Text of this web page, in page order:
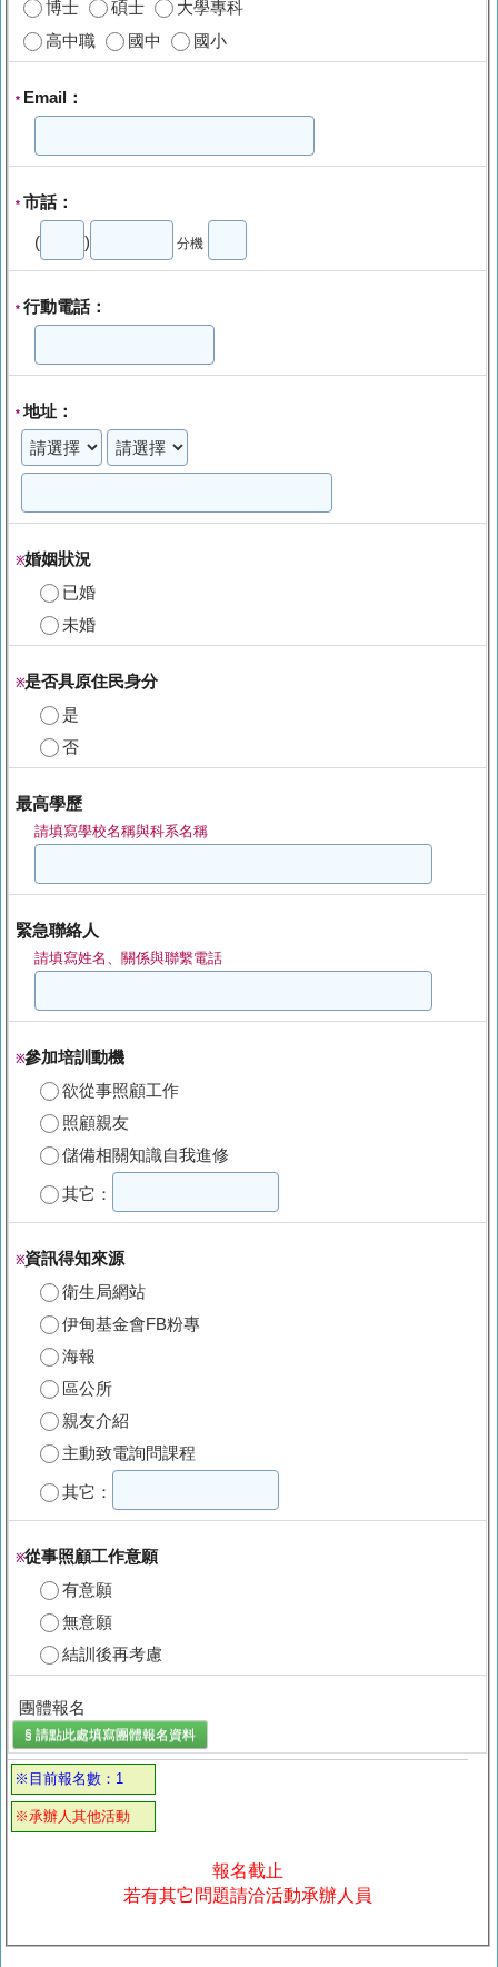
博士 碩士
大學專科
高中職
國中 國小
* Email：
* 市話：
( ) 分機
* 行動電話：
*地址：
※婚姻狀況
已婚
未婚
※是否具原住民身分
是
否
最高學歷
請填寫學校名稱與科系名稱
緊急聯絡人
請填寫姓名、關係與聯繫電話
※參加培訓動機
欲從事照顧工作
照顧親友
儲備相關知識自我進修
其它：
※資訊得知來源
衛生局網站
伊甸基金會FB粉專
海報
區公所
親友介紹
主動致電詢問課程
其它：
※從事照顧工作意願
有意願
無意願
結訓後再考慮
團體報名
§ 請點此處填寫團體報名 資料
※目前報名數：1
※承辦人其他活動
報名截止
若有其它問題請洽活動承辦人員